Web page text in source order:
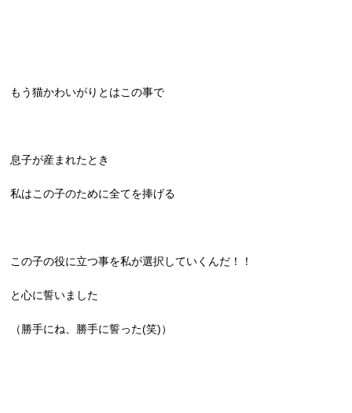
もう猫かわいがりとはこの事で
息子が産まれたとき
私はこの子のために全てを捧げる
この子の役に立つ事を私が選択していくんだ！！
と心に誓いました
（勝手にね、勝手に誓った(笑)）